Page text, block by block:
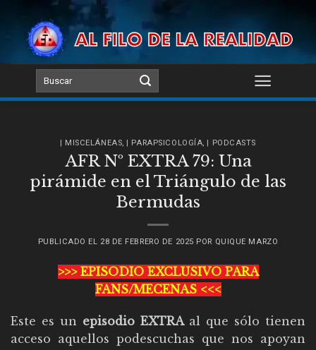
content
| MISCELÁNEAS, | PARAPSICOLOGÍA, | PODCASTS
AFR Nº EXTRA 79: Una
pirámide en el Triángulo de las
Bermudas
PUBLICADO EL 28 DE FEBRERO DE 2025 POR QUIQUE MARZO
>>> EPISODIO EXCLUSIVO PARA
FANS/MECENAS <<<
Este es un episodio EXTRAal que sólo tienen
acceso aquellos podescuchas que nos apoyan